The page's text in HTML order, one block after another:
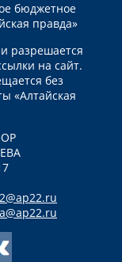
бюджетное
правда»
разрешается
на сайт.
без
«Алтайская